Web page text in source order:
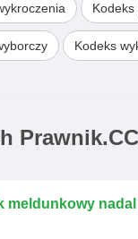
Kodeks
Kodeks
Prawnik.CC
meldunkowy